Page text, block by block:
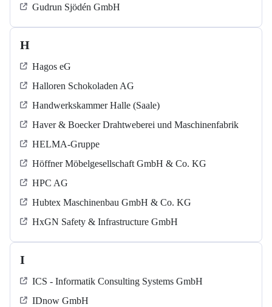
Gudrun Sjödén GmbH
H
Hagos eG
Halloren Schokoladen AG
Handwerkskammer Halle (Saale)
Haver & Boecker Drahtweberei und Maschinenfabrik
HELMA-Gruppe
Höffner Möbelgesellschaft GmbH & Co. KG
HPC AG
Hubtex Maschinenbau GmbH & Co. KG
HxGN Safety & Infrastructure GmbH
I
ICS - Informatik Consulting Systems GmbH
IDnow GmbH